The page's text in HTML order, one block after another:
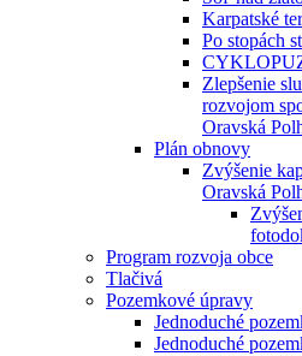
Karpatské
Po stopách
Zlepšenie
rozvojom
Oravská
Plán obnovy
Zvýšenie
Oravská
Program rozvoja obce
Tlačivá
Pozemkové úpravy
Jednoduché
Jednoduché